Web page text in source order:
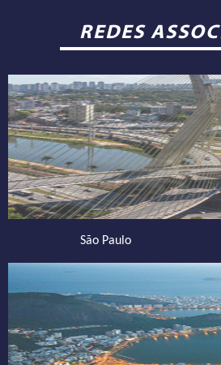
REDES
São Paulo